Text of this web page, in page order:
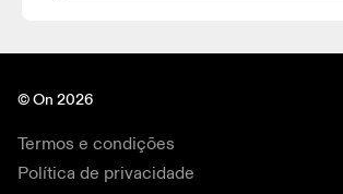
© On 2026
Termos e condições
Política de privacidade